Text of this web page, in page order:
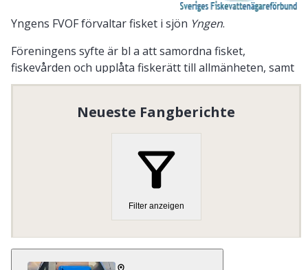
Yngens FVOF förvaltar fisket i sjön Yngen.
Föreningens syfte är bl a att samordna fisket,
fiskevården och upplåta fiskerätt till allmänheten, samt
främja fiskerättsinnehavarnas gemensamma intressen.
Inom området finns ävenFilipstad Kommunfiskekort
FVOF, Grundsjöhyttans FVOF, Horssjön-Långbans
Skåltjärnshyttans FVOF.
Organisationsnummer:872400-4844
Neueste Fangberichte
Filter anzeigen